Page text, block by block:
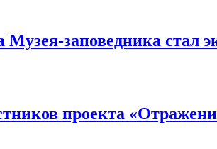
Музея-заповедника
проекта